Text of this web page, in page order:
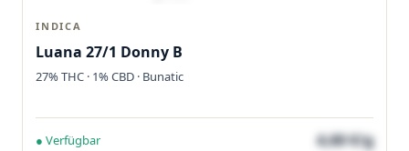
INDICA
Luana 27/1 Donny B
27% THC · 1% CBD · Bunatic
● Verfügbar 4,60 €/g